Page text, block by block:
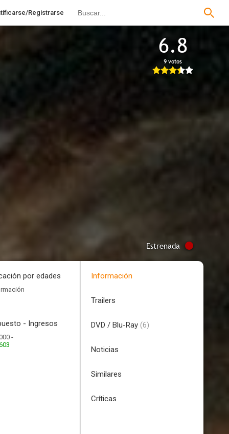
Registrarse
6.8
9 votos
Estrenada
por edades
- Ingresos
-
Información
Trailers
DVD / Blu-Ray (6)
Noticias
Similares
Críticas